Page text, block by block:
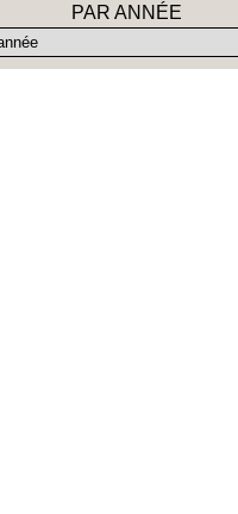
PAR ANNÉE